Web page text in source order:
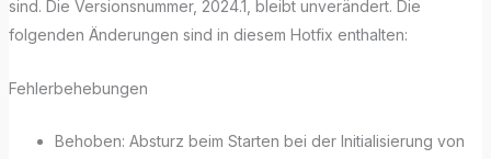
sind. Die Versionsnummer, 2024.1, bleibt unverändert. Die
folgenden Änderungen sind in diesem Hotfix enthalten:
Fehlerbehebungen
Behoben: Absturz beim Starten bei der Initialisierung von